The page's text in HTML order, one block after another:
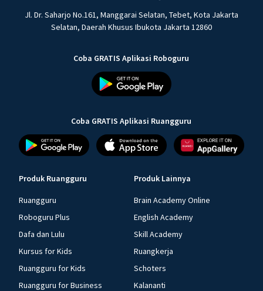
Jl. Dr. Saharjo No.161, Manggarai Selatan, Tebet, Kota Jakarta
Selatan, Daerah Khusus Ibukota Jakarta 12860
Coba GRATIS Aplikasi Roboguru
Coba GRATIS Aplikasi Ruangguru
Produk Ruangguru
Ruangguru
Roboguru Plus
Dafa dan Lulu
Kursus for Kids
Ruangguru for Kids
Ruangguru for Business
Produk Lainnya
Brain Academy Online
English Academy
Skill Academy
Ruangkerja
Schoters
Kalananti